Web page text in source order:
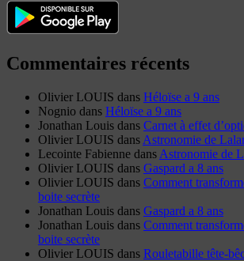
Commentaires récents
Olivier LOUIS dans Héloïse a 9 ans
Nognio dans Héloïse a 9 ans
Jonathan Louis dans Carnet à effet
Olivier LOUIS dans Astronomie de
Lecointe Fabienne dans Astronomie de
Olivier LOUIS dans Gaspard a 8 ans
Olivier LOUIS dans Comment
boite secrète
Jonathan Louis dans Gaspard a 8 ans
Jonathan Louis dans Comment
boite secrète
Olivier LOUIS dans Rouletabille tête-